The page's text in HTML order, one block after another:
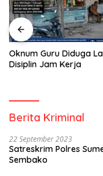
Oknum Guru Diduga
Disiplin Jam Kerja
Berita Kriminal
22 September 2023
Satreskrim Polres
Sembako